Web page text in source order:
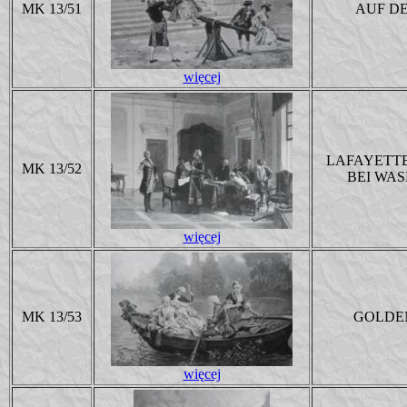
MK 13/51
więcej
AUF
MK 13/52
więcej
BEI
MK 13/53
więcej